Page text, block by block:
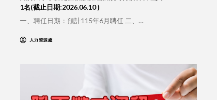
1名(截止日期:2026.06.10 )
一、聘任日期：預計115年6月聘任 二、…
人力資源處